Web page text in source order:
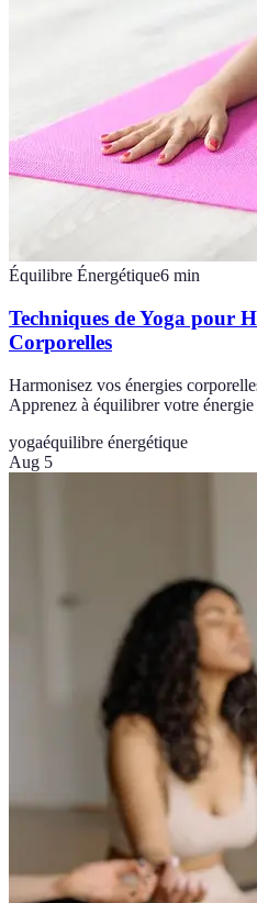
Équilibre Énergétique6 min
Techniques de Yoga pour
Corporelles
Harmonisez vos énergies
Apprenez à équilibrer votre
yogaéquilibre énergétique
Aug 5